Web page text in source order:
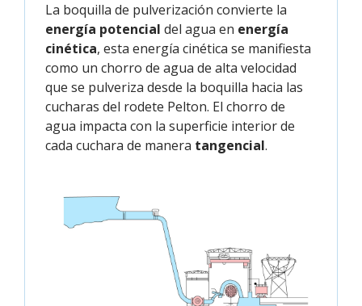
La boquilla de pulverización convierte la
energía potencial del agua en energía
cinética, esta energía cinética se manifiesta
como un chorro de agua de alta velocidad
que se pulveriza desde la boquilla hacia las
cucharas del rodete Pelton. El chorro de
agua impacta con la superficie interior de
cada cuchara de manera tangencial.